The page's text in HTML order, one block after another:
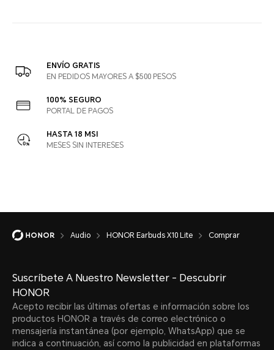
ENVÍO GRATIS
EN PEDIDOS MAYORES A $500 PESOS
100% SEGURO
PORTAL DE PAGOS
HASTA 18 MSI
MESES SIN INTERESES
Audio HONOR Earbuds X10 Lite Comprar
Suscríbete A Nuestro Newsletter - Descubrir
HONOR
Acepto recibir las últimas ofertas e información sobre los
productos HONOR a través de correo electrónico o
mensajería instantánea (por ejemplo, WhatsApp) que se
indica a continuación, así como la publicidad en plataformas